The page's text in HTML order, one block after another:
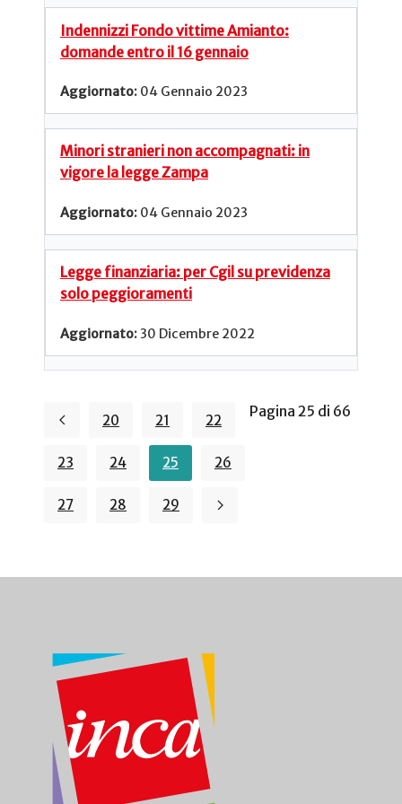
Indennizzi Fondo vittime Amianto:
domande entro il 16 gennaio
04 Gennaio 2023
Minori stranieri non accompagnati: in
vigore la legge Zampa
04 Gennaio 2023
Legge finanziaria: per Cgil su previdenza
solo peggioramenti
30 Dicembre 2022
Pagina 25 di 66
20 21 22
23 24 25 26
27 28 29